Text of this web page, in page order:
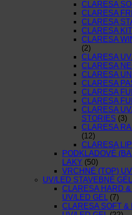
CLARESA
CLARESA
CLARESA
CLARESA
CLARESA
(2)
CLARESA
CLARESA
CLARESA
CLARESA
CLARESA
CLARESA
CLARESA
STORIES (3)
CLARESA
(12)
CLARESA
PODKLADOVÉ
LAKY (50)
VRCHNÉ (TOP)
UV/LED STAVEBNÉ
CLARESA HARD
UV/LED GEL (7)
CLARESA SOFT &